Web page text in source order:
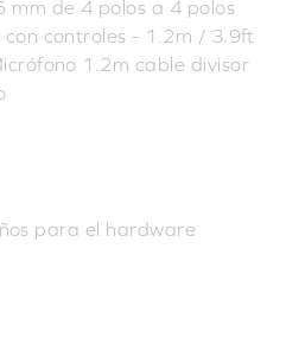
mm de 4 polos a 4 polos
controles - 1.2m / 3.9ft
1.2m cable divisor
para el hardware